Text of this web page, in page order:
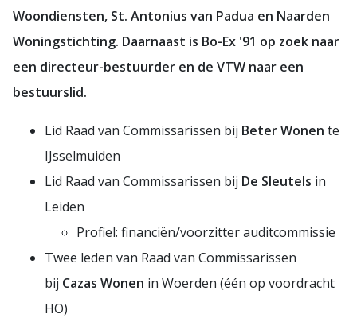
Woondiensten, St. Antonius van Padua en Naarden
Woningstichting. Daarnaast is Bo-Ex '91 op zoek naar
een directeur-bestuurder en de VTW naar een
bestuurslid.
Lid Raad van Commissarissen bij Beter Wonen te
IJsselmuiden
Lid Raad van Commissarissen bij De Sleutels in
Leiden
Profiel: financiën/voorzitter auditcommissie
Twee leden van Raad van Commissarissen
bij Cazas Wonen in Woerden (één op voordracht
HO)